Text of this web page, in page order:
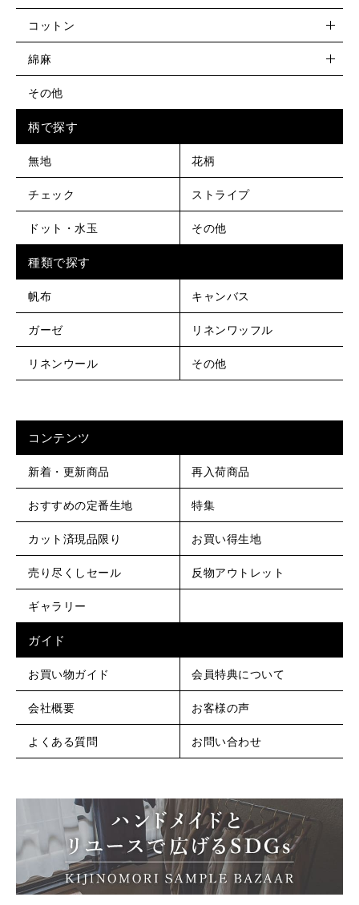
コットン
綿麻
その他
柄で探す
無地 花柄
チェック ストライプ
ドット・水玉 その他
種類で探す
帆布 キャンバス
ガーゼ リネンワッフル
リネンウール その他
コンテンツ
新着・更新商品 再入荷商品
おすすめの定番生地 特集
カット済現品限り お買い得生地
売り尽くしセール 反物アウトレット
ギャラリー
ガイド
お買い物ガイド 会員特典について
会社概要 お客様の声
よくある質問 お問い合わせ